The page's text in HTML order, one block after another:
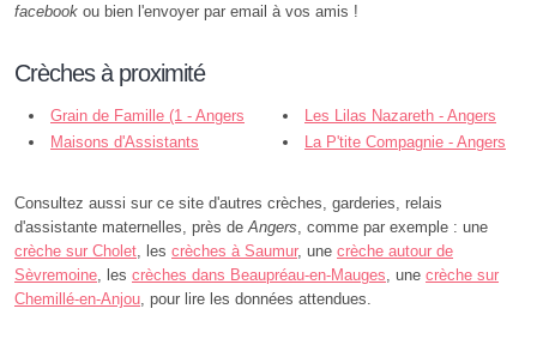
facebook ou bien l'envoyer par email à vos amis !
Crèches à proximité
Grain de Famille (1 - Angers
Les Lilas Nazareth - Angers
Maisons d'Assistants
Rêves - Angers
La P'tite Compagnie - Angers
Consultez aussi sur ce site d'autres crèches, garderies, relais
d'assistante maternelles, près de Angers , comme par exemple : une
crèche sur Cholet , les crèches à Saumur, une crèche autour de
Sèvremoine , les crèches dans Beaupréau-en-Mauges , une crèche sur
Chemillé-en-Anjou , pour lire les données attendues.